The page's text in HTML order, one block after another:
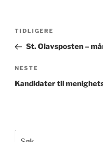
Innleggsnavigasjon
Forrige
innlegg
TIDLIGERE
St. Olavsposten –
Neste
innlegg
NESTE
Kandidater til